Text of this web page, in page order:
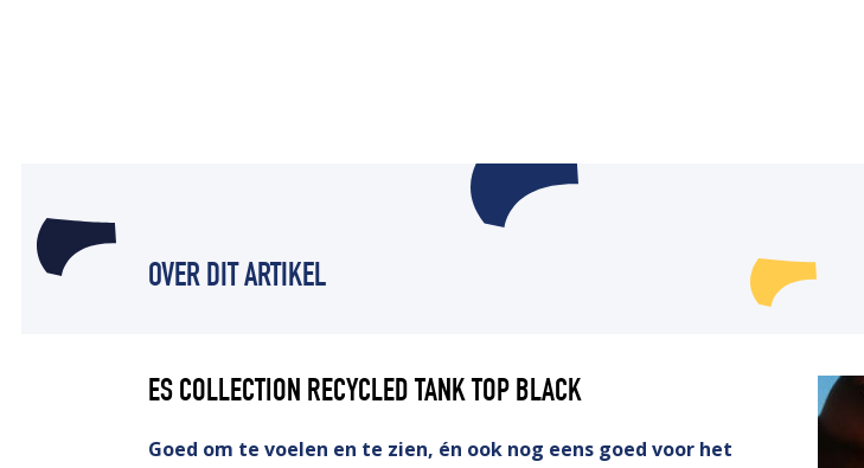
OVER DIT ARTIKEL
ES COLLECTION RECYCLED TANK TOP BLACK
Goed om te voelen en te zien, én ook nog eens goed voor het